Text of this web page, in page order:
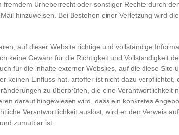
fremdem Urheberrecht oder sonstiger Rechte durch
hinzuweisen. Bei Bestehen einer Verletzung wird
auf dieser Website richtige und vollständige
keine Gewähr für die Richtigkeit und Vollständigkeit
für die Inhalte externer Websites, auf die diese Site
keinen Einfluss hat. artoffer ist nicht dazu verpflichtet,
zu überprüfen, die eine Verantwortlichkeit
darauf hingewiesen wird, dass ein konkretes
Verantwortlichkeit auslöst, wird er den Verweis
zumutbar ist.